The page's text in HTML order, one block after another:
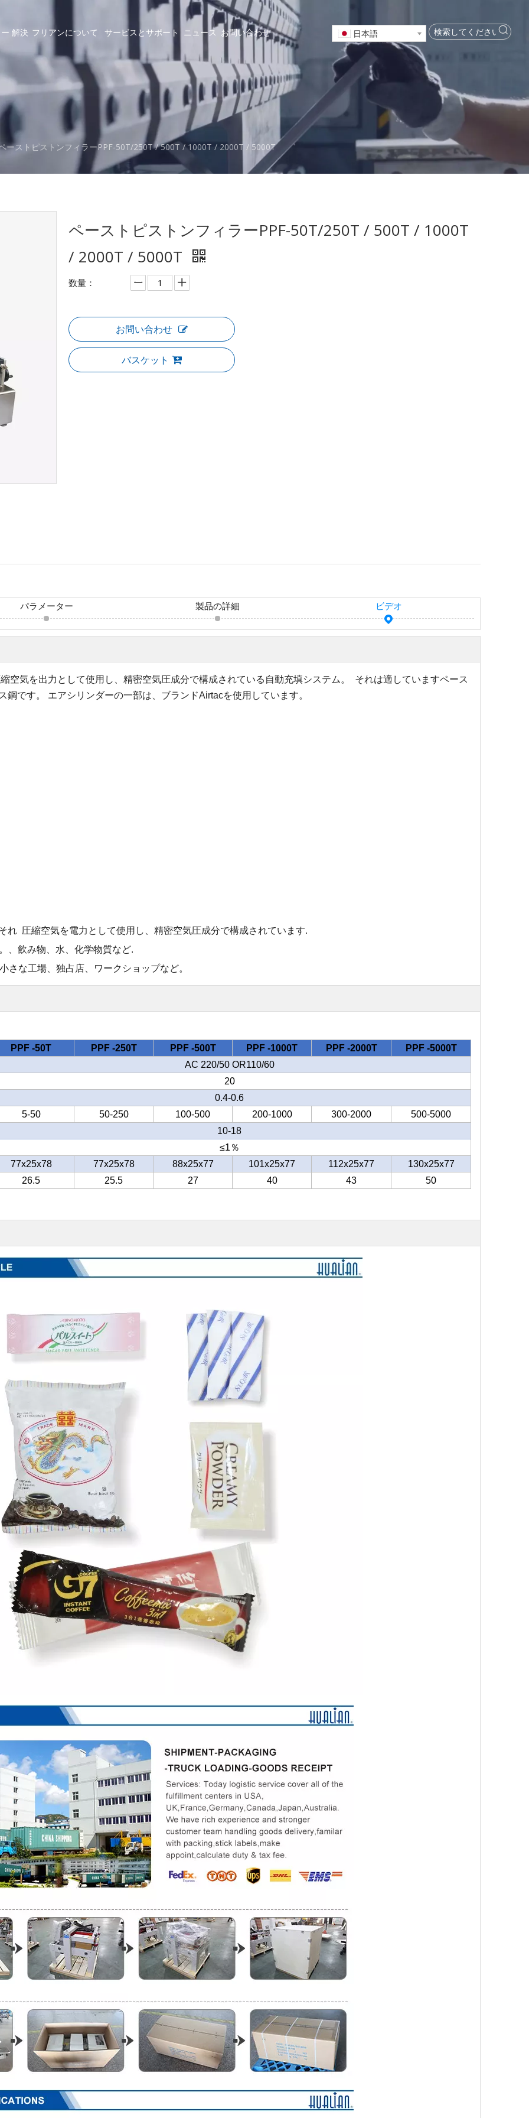
解決 フリアンについて サービスとサポート ニュース お問い合わせ 日本語
ーストピストンフィラーPPF-50T/250T / 500T / 1000T / 2000T / 5000T
ペーストピストンフィラーPPF-50T/250T / 500T / 1000T
/ 2000T / 5000T
数量：
お問い合わせ
バスケット
パラメーター 製品の詳細 ビデオ
空気を出力として使用し、精密空気圧成分で構成されている自動充填システム。 それは適していますペース
鋼です。 エアシリンダーの一部は、ブランドAirtacを使用しています。
れ 圧縮空気を電力として使用し、精密空気圧成分で構成されています.
、飲み物、水、化学物質など.
小さな工場、独占店、ワークショップなど。
PPF -50T PPF -250T PPF -500T PPF -1000T PPF -2000T
PPF -5000T
AC 220/50 OR110/60
20
0.4-0.6
5-50 50-250 100-500 200-1000 300-2000
500-5000
10-18
≤1％
77x25x78 77x25x78 88x25x77 101x25x77 112x25x77
130x25x77
26.5 25.5 27 40 43 50